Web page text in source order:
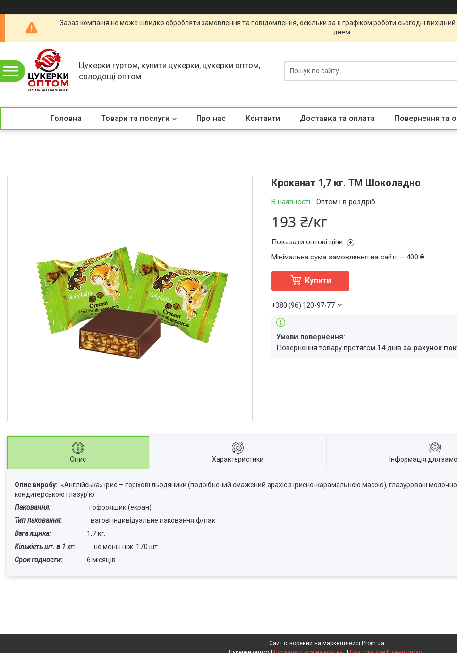
Зараз компанія не може швидко обробляти замовлення та повідомлення, оскільки за її графіком роботи сьогодні
днем.
Цукерки гуртом, купити цукерки, цукерки оптом,
солодощі оптом
Головна Товари та послуги Про нас Контакти Доставка та оплата Повернення та
Кроканат 1,7 кг. ТМ Шоколадно
В наявності Оптом і в роздріб
193 ₴/кг
Показати оптові ціни
Мінімальна сума замовлення на сайті — 400 ₴
Купити
+380 (96) 120-97-77
повернення товару протягом 14 днівза рахунок
Опис Характеристики Інформація для
Опис виробу: «Англійська» ірис — горіхові льодяники (подрібнений смажений арахіс з ірисно-карамальною масою), глазуровані
кондитерською глазур'ю.
Паковання:
гофроящик (екран)
Тип паковання:вагові індивідуальне паковання ф/пак
Вага ящика:
1,7 кг.
Кількість шт. в 1 кг: не менш ніж 170 шт.
Срок годности:
6 місяців
Сайт створений на маркетплейсі Prom.ua